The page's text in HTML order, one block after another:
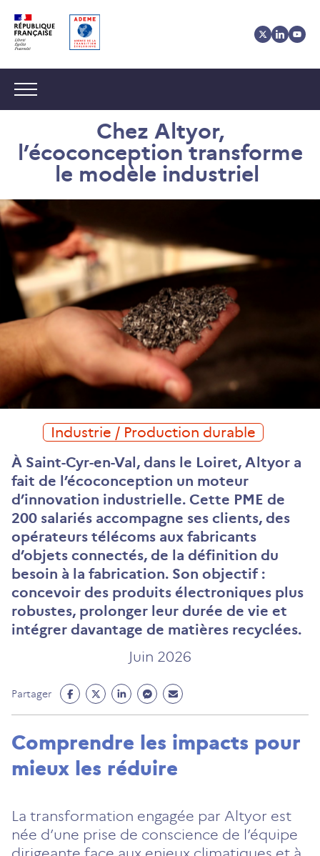
au
contenu
au
menu
des
cookies
Navigation :
Chez Altyor,
l’écoconception transforme
le modèle industriel
Industrie / Production durable
À Saint-Cyr-en-Val, dans le Loiret, Altyor a
fait de l’écoconception un moteur
d’innovation industrielle. Cette PME de
200 salariés accompagne ses clients, des
opérateurs télécoms aux fabricants
d’objets connectés, de la définition du
besoin à la fabrication. Son objectif :
concevoir des produits électroniques plus
robustes, prolonger leur durée de vie et
intégrer davantage de matières recyclées.
Juin 2026
Partager
Partage
Facebook
un
nouvel
Partage
Twitter
un
nouvel
Partage
Linkedin
un
nouvel
Partage
Messenger
un
nouvel
Partage
Mail
un
nouvel
Comprendre les impacts pour
mieux les réduire
La transformation engagée par Altyor est
née d’une prise de conscience de l’équipe